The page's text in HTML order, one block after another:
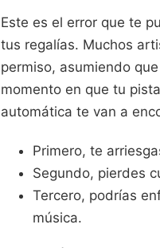
Este es el error que te
tus regalías. Muchos
permiso, asumiendo
momento en que tu
automática te van a
Primero, te
Segundo, pierdes
Tercero, podrías
música.